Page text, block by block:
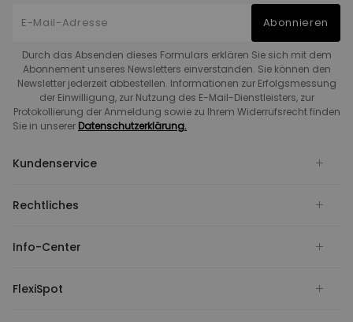
Abonnieren
Durch das Absenden dieses Formulars erklären Sie sich mit dem
Abonnement unseres Newsletters einverstanden. Sie können den
Newsletter jederzeit abbestellen. Informationen zur Erfolgsmessung
der Einwilligung, zur Nutzung des E-Mail-Dienstleisters, zur
Protokollierung der Anmeldung sowie zu Ihrem Widerrufsrecht finden
Sie in unserer Datenschutzerklärung.
Kundenservice
Rechtliches
Info-Center
FlexiSpot